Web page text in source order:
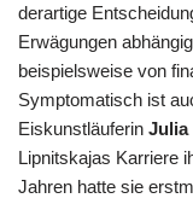
derartige
Erwägungen
beispielsweise von
Symptomatisch ist
Eiskunstläuferin Julia
Lipnitskajas Karriere
Jahren hatte sie